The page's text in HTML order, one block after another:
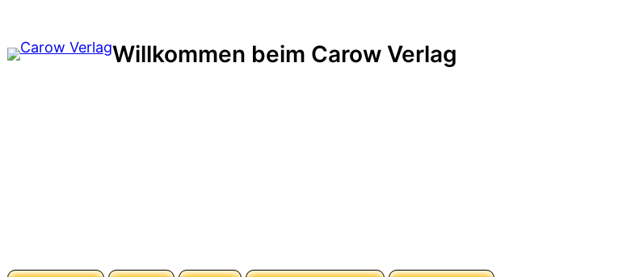
Inhalt
springen
Willkommen beim Carow Verlag